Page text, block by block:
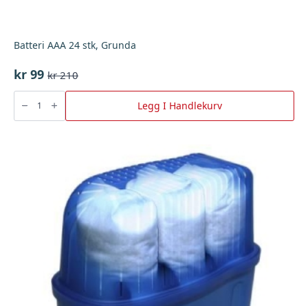
Batteri AAA 24 stk, Grunda
kr210
Opprinnelig
pris
var:
kr 210.
kr 99
Nåværende
pris
er:
kr 99.
Batteri
stk,
Legg I Handlekurv